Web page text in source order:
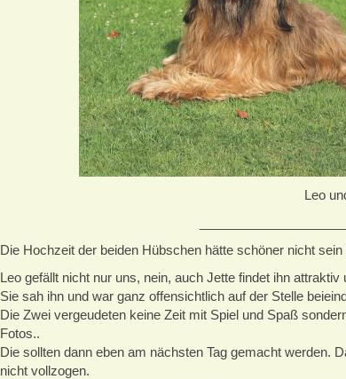
Leo
Die Hochzeit der beiden Hübschen hätte schöner nicht
Leo gefällt nicht nur uns, nein, auch Jette findet ihn attraktiv
Sie sah ihn und war ganz offensichtlich auf der Stelle
Die Zwei vergeudeten keine Zeit mit Spiel und Spaß
Fotos..
Die sollten dann eben am nächsten Tag gemacht werden.
nicht vollzogen.